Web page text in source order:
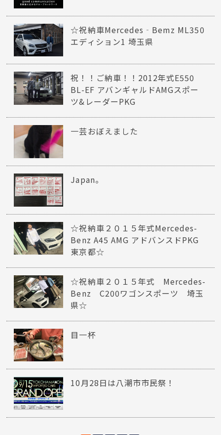
☆祝納車Mercedes‐Bemz ML350
エディション1 埼玉県
祝！！ご納車！！2012年式E550
BL-EF アバンギャルドAMGスポー
ツ&レーダーPKG
一芸おぼえました
Japan。
☆祝納車２０１５年式Mercedes-
Benz A45 AMG アドバンスドPKG
東京都☆
☆祝納車２０１５年式 Mercedes-
Benz C200ワゴンスポーツ 埼玉
県☆
目一杯
10月28日は八潮市市民祭！